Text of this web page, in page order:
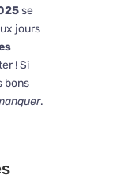
se
jours
! Si
bons
.